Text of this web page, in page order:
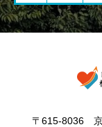
〒615-8036